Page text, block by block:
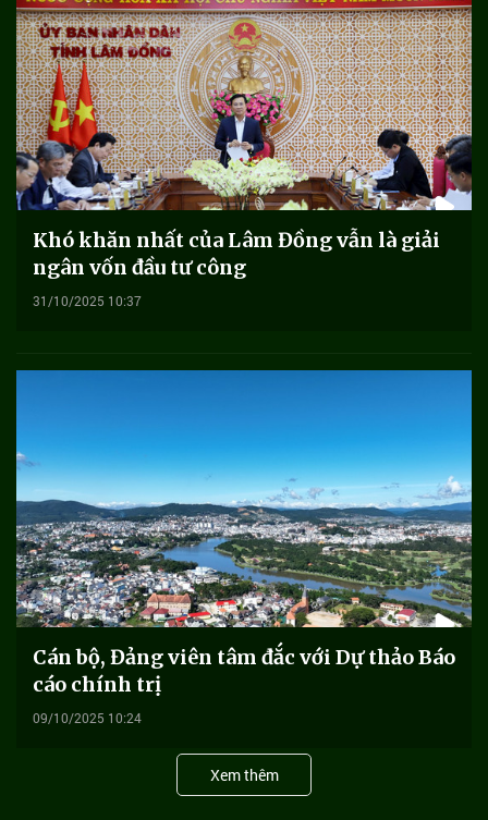
Khó khăn nhất của Lâm Đồng vẫn là giải
ngân vốn đầu tư công
31/10/2025 10:37
Cán bộ, Đảng viên tâm đắc với Dự thảo Báo
cáo chính trị
09/10/2025 10:24
Xem thêm